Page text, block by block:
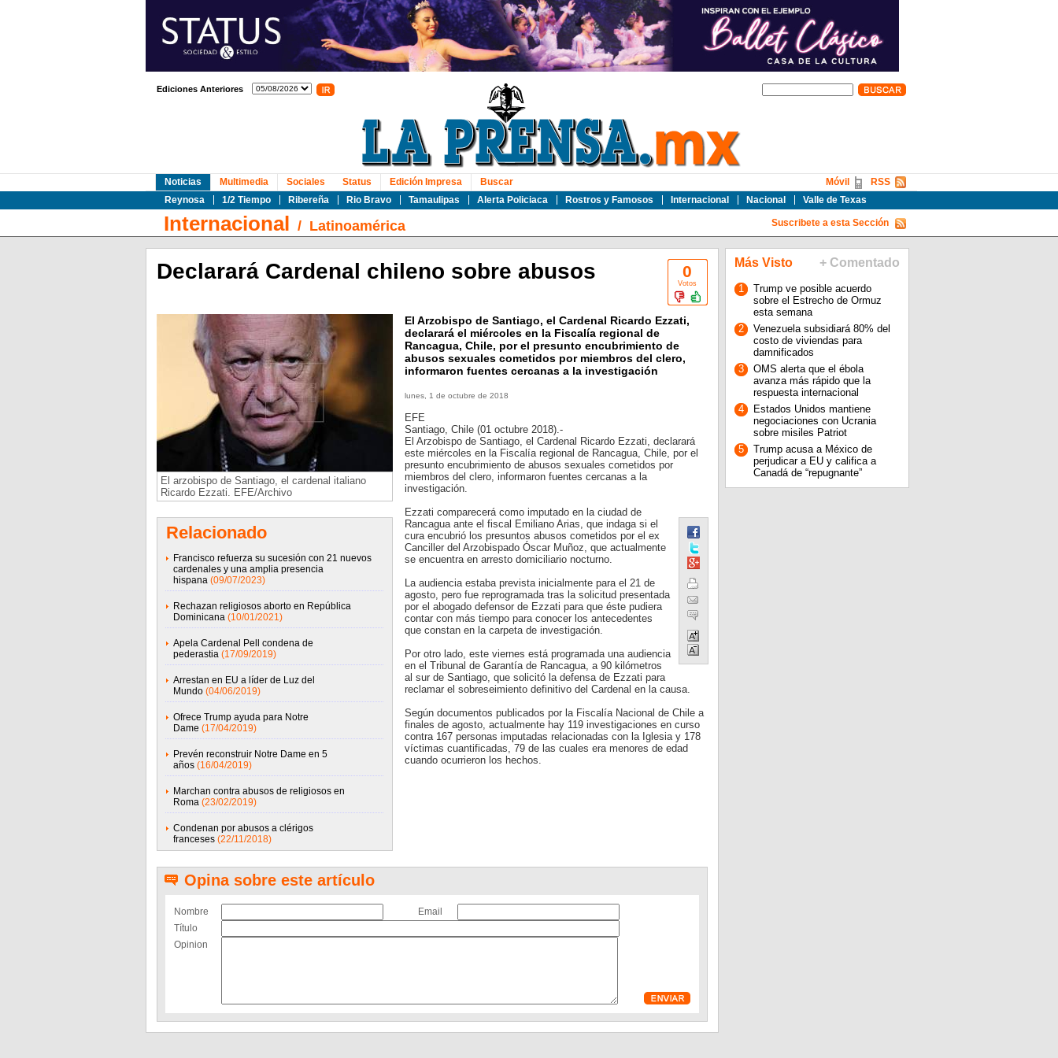
Ediciones Anteriores
Noticias
Reynosa
1/2 Tiempo Ribereña Rio Bravo Tamaulipas Alerta Policiaca Rostros y Famosos Internacional Nacional Valle de Texas
Multimedia Sociales Status Edición Impresa Buscar RSS
Móvil
Internacional / Latinoamérica Suscribete a esta Sección
0
Votos
Declarará Cardenal chileno sobre abusos
El arzobispo de Santiago, el cardenal italiano
Ricardo Ezzati. EFE/Archivo
Relacionado
Francisco refuerza su sucesión con 21 nuevos
cardenales y una amplia presencia
hispana (09/07/2023)
Rechazan religiosos aborto en República
Dominicana (10/01/2021)
Apela Cardenal Pell condena de
pederastia (17/09/2019)
Arrestan en EU a líder de Luz del
Mundo (04/06/2019)
Ofrece Trump ayuda para Notre
Dame (17/04/2019)
Prevén reconstruir Notre Dame en 5
años (16/04/2019)
Marchan contra abusos de religiosos en
Roma (23/02/2019)
Condenan por abusos a clérigos
franceses (22/11/2018)
El Arzobispo de Santiago, el Cardenal Ricardo Ezzati,
declarará el miércoles en la Fiscalía regional de
Rancagua, Chile, por el presunto encubrimiento de
abusos sexuales cometidos por miembros del clero,
informaron fuentes cercanas a la investigación
lunes, 1 de octubre de 2018
EFE
Santiago, Chile (01 octubre 2018).-
El Arzobispo de Santiago, el Cardenal Ricardo Ezzati, declarará
este miércoles en la Fiscalía regional de Rancagua, Chile, por el
presunto encubrimiento de abusos sexuales cometidos por
miembros del clero, informaron fuentes cercanas a la
investigación.
Ezzati comparecerá como imputado en la ciudad de
Rancagua ante el fiscal Emiliano Arias, que indaga si el
cura encubrió los presuntos abusos cometidos por el ex
Canciller del Arzobispado Óscar Muñoz, que actualmente
se encuentra en arresto domiciliario nocturno.
La audiencia estaba prevista inicialmente para el 21 de
agosto, pero fue reprogramada tras la solicitud presentada
por el abogado defensor de Ezzati para que éste pudiera
contar con más tiempo para conocer los antecedentes
que constan en la carpeta de investigación.
Por otro lado, este viernes está programada una audiencia
en el Tribunal de Garantía de Rancagua, a 90 kilómetros
al sur de Santiago, que solicitó la defensa de Ezzati para
reclamar el sobreseimiento definitivo del Cardenal en la causa.
Según documentos publicados por la Fiscalía Nacional de Chile a
finales de agosto, actualmente hay 119 investigaciones en curso
contra 167 personas imputadas relacionadas con la Iglesia y 178
víctimas cuantificadas, 79 de las cuales era menores de edad
cuando ocurrieron los hechos.
Opina sobre este artículo
Nombre
Email
Título
Opinion
Más Visto + Comentado
1
Trump ve posible acuerdo
sobre el Estrecho de Ormuz
esta semana
2
Venezuela subsidiará 80% del
costo de viviendas para
damnificados
3
OMS alerta que el ébola
avanza más rápido que la
respuesta internacional
4
Estados Unidos mantiene
negociaciones con Ucrania
sobre misiles Patriot
5
Trump acusa a México de
perjudicar a EU y califica a
Canadá de “repugnante”